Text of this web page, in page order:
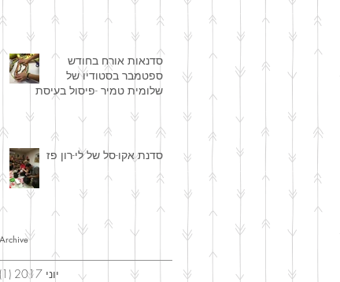
סדנאות אורח בחודש
ספטמבר בסטודיו של
שלומית טמיר -פיסול בעיסת
סדנת אקו-סל של לי-רון פז
Archive
יוני 2017 (1)